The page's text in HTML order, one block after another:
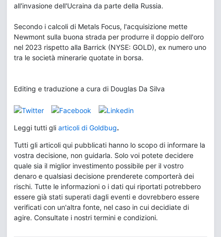
all'invasione dell'Ucraina da parte della Russia.
Secondo i calcoli di Metals Focus, l'acquisizione mette
Newmont sulla buona strada per produrre il doppio dell'oro
nel 2023 rispetto alla Barrick (NYSE: GOLD), ex numero uno
tra le società minerarie quotate in borsa.
Editing e traduzione a cura di Douglas Da Silva
Leggi tutti gli articoli di Goldbug.
Tutti gli articoli qui pubblicati hanno lo scopo di informare la
vostra decisione, non guidarla. Solo voi potete decidere
quale sia il miglior investimento possibile per il vostro
denaro e qualsiasi decisione prenderete comporterà dei
rischi. Tutte le informazioni o i dati qui riportati potrebbero
essere già stati superati dagli eventi e dovrebbero essere
verificati con un'altra fonte, nel caso in cui decidiate di
agire. Consultate i nostri termini e condizioni.